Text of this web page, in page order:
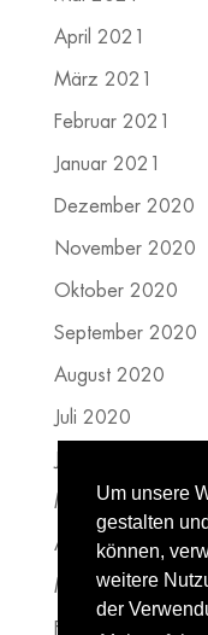
April 2021
März 2021
Februar 2021
Januar 2021
Dezember 2020
November 2020
Oktober 2020
September 2020
August 2020
Juli 2020
Mai 2020
April 2020
März 2020
Februar 2020
Um unsere
gestalten
können,
weitere
der